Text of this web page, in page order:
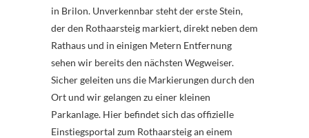
in Brilon. Unverkennbar steht der erste Stein,
der den Rothaarsteig markiert, direkt neben dem
Rathaus und in einigen Metern Entfernung
sehen wir bereits den nächsten Wegweiser.
Sicher geleiten uns die Markierungen durch den
Ort und wir gelangen zu einer kleinen
Parkanlage. Hier befindet sich das offizielle
Einstiegsportal zum Rothaarsteig an einem